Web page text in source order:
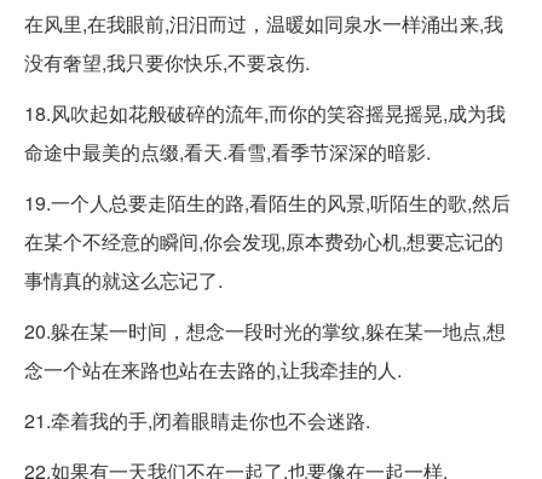
在风里,在我眼前,汨汨而过，温暖如同泉水一样涌出来,我
没有奢望,我只要你快乐,不要哀伤.
18.风吹起如花般破碎的流年,而你的笑容摇晃摇晃,成为我
命途中最美的点缀,看天.看雪,看季节深深的暗影.
19.一个人总要走陌生的路,看陌生的风景,听陌生的歌,然后
在某个不经意的瞬间,你会发现,原本费劲心机,想要忘记的
事情真的就这么忘记了.
20.躲在某一时间，想念一段时光的掌纹,躲在某一地点,想
念一个站在来路也站在去路的,让我牵挂的人.
21.牵着我的手,闭着眼睛走你也不会迷路.
22.如果有一天我们不在一起了,也要像在一起一样.